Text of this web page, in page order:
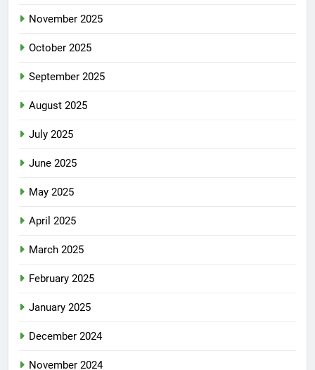
November 2025
October 2025
September 2025
August 2025
July 2025
June 2025
May 2025
April 2025
March 2025
February 2025
January 2025
December 2024
November 2024